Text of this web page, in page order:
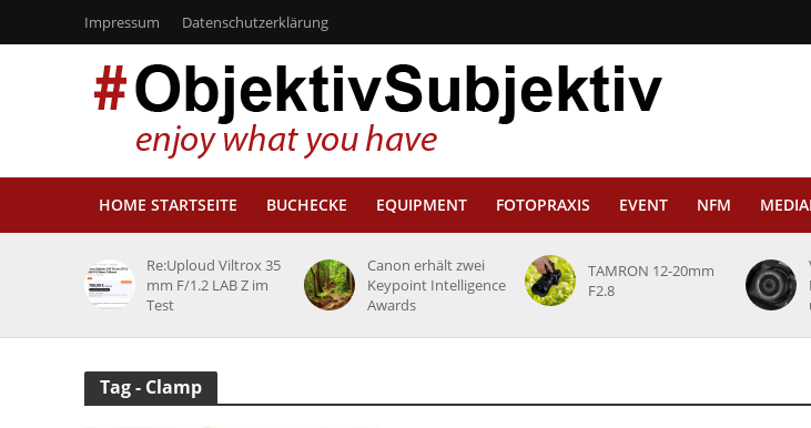
Impressum Datenschutzerklärung
HOME STARTSEITE BUCHECKE EQUIPMENT FOTOPRAXIS EVENT NFM
Re:Uploud Viltrox 35
mm F/1.2 LAB Z im
Test
Canon erhält zwei
Keypoint Intelligence
Awards
TAMRON 12-20mm
F2.8
Tag - Clamp